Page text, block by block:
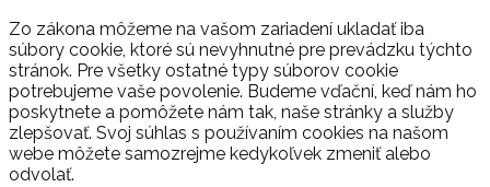
Zo zákona môžeme na vašom zariadení ukladať iba
súbory cookie, ktoré sú nevyhnutné pre prevádzku týchto
stránok. Pre všetky ostatné typy súborov cookie
potrebujeme vaše povolenie. Budeme vďační, keď nám ho
poskytnete a pomôžete nám tak, naše stránky a služby
zlepšovať. Svoj súhlas s používaním cookies na našom
webe môžete samozrejme kedykoľvek zmeniť alebo
odvolať.